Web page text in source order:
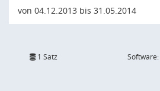
von 04.12.2013 bis 31.05.2014
1 Satz Software: